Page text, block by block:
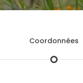
Coordonnées